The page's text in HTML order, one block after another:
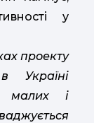
у
проекту
Україні
малих і